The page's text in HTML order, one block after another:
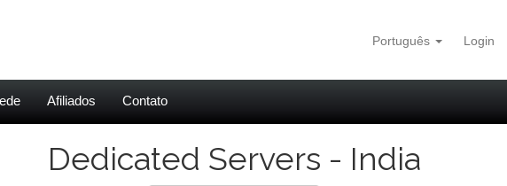
Português Login
Afiliados Contato
Dedicated Servers - India